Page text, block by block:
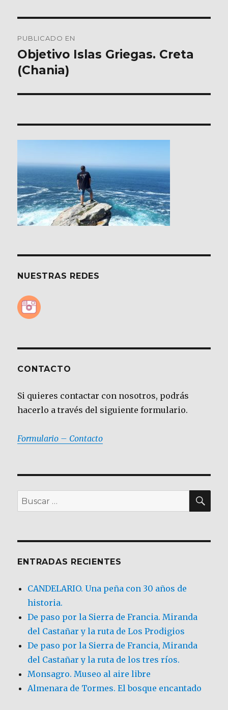
de
entradas
PUBLICADO EN
Objetivo Islas Griegas. Creta
(Chania)
NUESTRAS REDES
CONTACTO
Si quieres contactar con nosotros, podrás
hacerlo a través del siguiente formulario.
Formulario – Contacto
Buscar
por:
ENTRADAS RECIENTES
CANDELARIO. Una peña con 30 años de
historia.
De paso por la Sierra de Francia. Miranda
del Castañar y la ruta de Los Prodigios
De paso por la Sierra de Francia, Miranda
del Castañar y la ruta de los tres ríos.
Monsagro. Museo al aire libre
Almenara de Tormes. El bosque encantado